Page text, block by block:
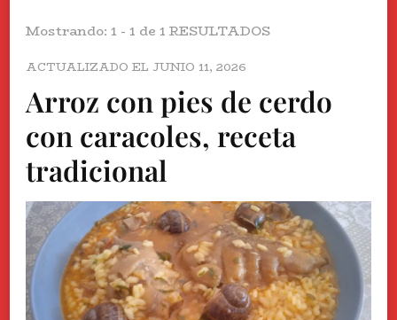
Mostrando: 1 - 1 de 1 RESULTADOS
ACTUALIZADO EL JUNIO 11, 2026
Arroz con pies de cerdo
con caracoles, receta
tradicional